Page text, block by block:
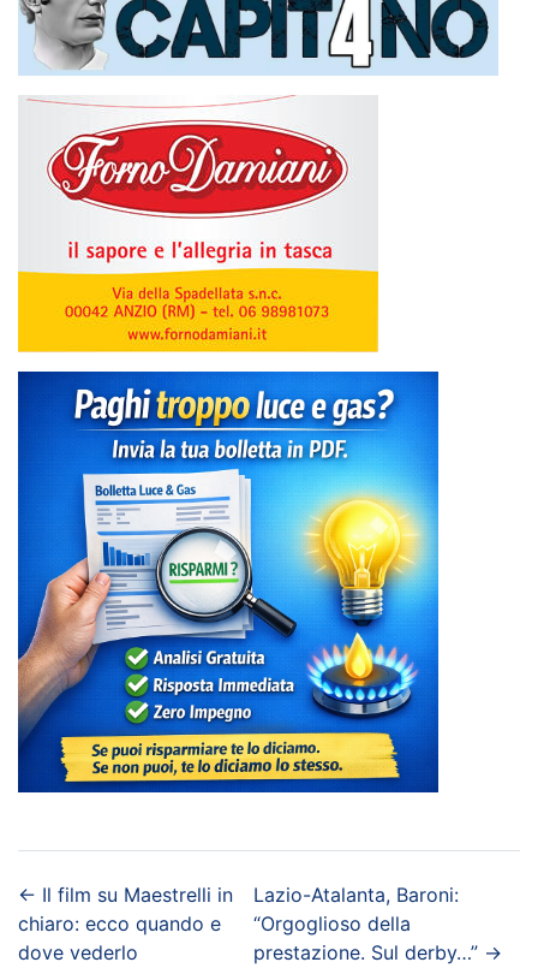
← Il film su Maestrelli in
chiaro: ecco quando e
dove vederlo
Lazio-Atalanta, Baroni:
“Orgoglioso della
prestazione. Sul derby…”→